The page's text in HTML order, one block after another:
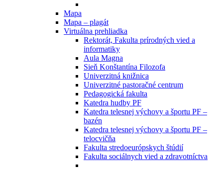
Mapa
Mapa – plagát
Virtuálna prehliadka
Rektorát, Fakulta prírodných vied a
informatiky
Aula Magna
Sieň Konštantína Filozofa
Univerzitná knižnica
Univerzitné pastoračné centrum
Pedagogická fakulta
Katedra hudby PF
Katedra telesnej výchovy a športu PF –
bazén
Katedra telesnej výchovy a športu PF –
telocvičňa
Fakulta stredoeurópskych štúdií
Fakulta sociálnych vied a zdravotníctva